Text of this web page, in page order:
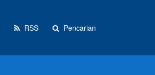
RSS Pencarian